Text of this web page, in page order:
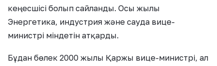
кеңесшісі болып сайланды. Осы жылы
Энергетика, индустрия және сауда вице-
министрі міндетін атқарды.
Бұдан бөлек 2000 жылы Қаржы вице-министрі, ал